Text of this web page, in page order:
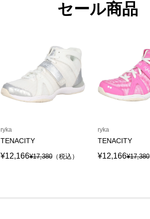
セール商品
ryka
TENACITY
¥12,166¥17,380 （税込）
ryka
TENACITY
¥12,166¥17,380